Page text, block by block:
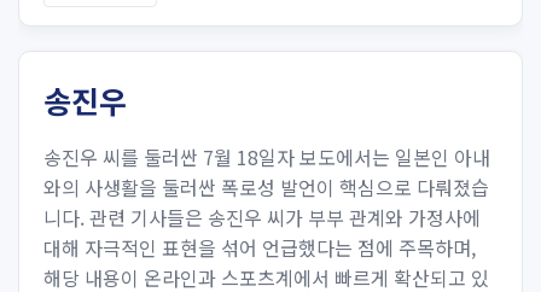
송진우
송진우 씨를 둘러싼 7월 18일자 보도에서는 일본인 아내
와의 사생활을 둘러싼 폭로성 발언이 핵심으로 다뤄졌습
니다. 관련 기사들은 송진우 씨가 부부 관계와 가정사에
대해 자극적인 표현을 섞어 언급했다는 점에 주목하며,
해당 내용이 온라인과 스포츠계에서 빠르게 확산되고 있